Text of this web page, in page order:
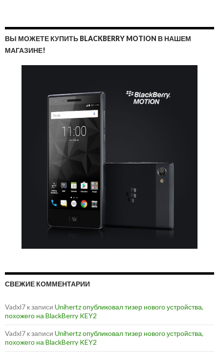
ВЫ МОЖЕТЕ КУПИТЬ BLACKBERRY MOTION В НАШЕМ
МАГАЗИНЕ!
СВЕЖИЕ КОММЕНТАРИИ
Vadxl7 к записи Unihertz опубликовал тизер нового устройства,
похожего на BlackBerry KEY2
Vadxl7 к записи Unihertz опубликовал тизер нового устройства,
похожего на BlackBerry KEY2